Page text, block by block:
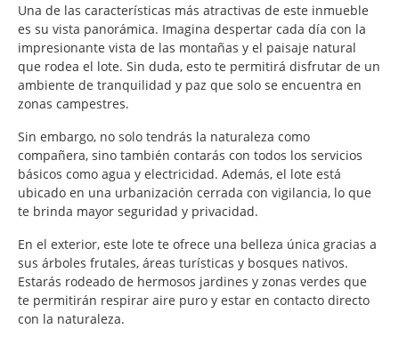
Una de las características más atractivas de este inmueble
es su vista panorámica. Imagina despertar cada día con la
impresionante vista de las montañas y el paisaje natural
que rodea el lote. Sin duda, esto te permitirá disfrutar de un
ambiente de tranquilidad y paz que solo se encuentra en
zonas campestres.
Sin embargo, no solo tendrás la naturaleza como
compañera, sino también contarás con todos los servicios
básicos como agua y electricidad. Además, el lote está
ubicado en una urbanización cerrada con vigilancia, lo que
te brinda mayor seguridad y privacidad.
En el exterior, este lote te ofrece una belleza única gracias a
sus árboles frutales, áreas turísticas y bosques nativos.
Estarás rodeado de hermosos jardines y zonas verdes que
te permitirán respirar aire puro y estar en contacto directo
con la naturaleza.